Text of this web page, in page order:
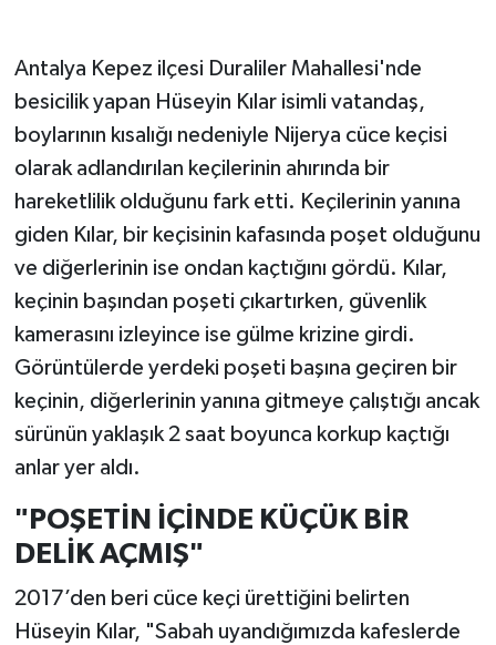
Antalya Kepez ilçesi Duraliler Mahallesi'nde
besicilik yapan Hüseyin Kılar isimli vatandaş,
boylarının kısalığı nedeniyle Nijerya cüce keçisi
olarak adlandırılan keçilerinin ahırında bir
hareketlilik olduğunu fark etti. Keçilerinin yanına
giden Kılar, bir keçisinin kafasında poşet olduğunu
ve diğerlerinin ise ondan kaçtığını gördü. Kılar,
keçinin başından poşeti çıkartırken, güvenlik
kamerasını izleyince ise gülme krizine girdi.
Görüntülerde yerdeki poşeti başına geçiren bir
keçinin, diğerlerinin yanına gitmeye çalıştığı ancak
sürünün yaklaşık 2 saat boyunca korkup kaçtığı
anlar yer aldı.
"POŞETİN İÇİNDE KÜÇÜK BİR
DELİK AÇMIŞ"
2017’den beri cüce keçi ürettiğini belirten
Hüseyin Kılar, "Sabah uyandığımızda kafeslerde